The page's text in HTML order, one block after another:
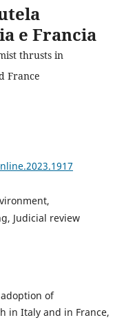
e Francia
thrusts in
France
Judicial review
of
in Italy and in France,